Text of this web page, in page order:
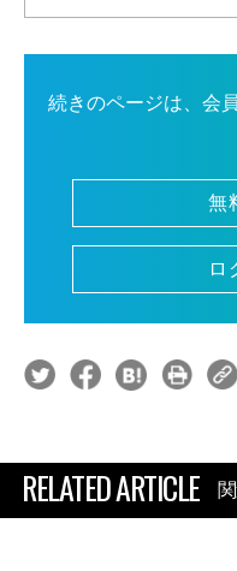
続きのページは、会
無
ロ
RELATED ARTICLE